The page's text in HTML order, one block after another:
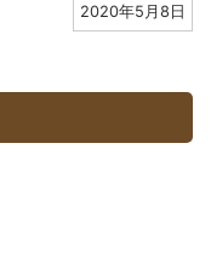
2020年5月8日